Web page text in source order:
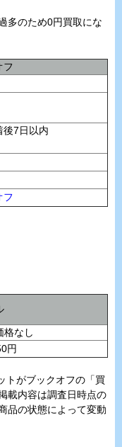
多のため0円買取にな
フ
後7日以内
フ
格なし
円
トがブックオフの「買
載内容は調査日時点の
品の状態によって変動